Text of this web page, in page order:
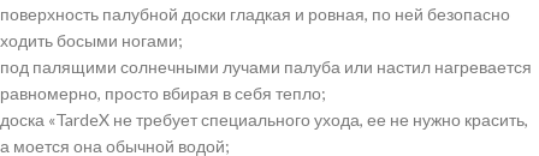
поверхность палубной доски гладкая и ровная, по ней безопасно
ходить босыми ногами;
под палящими солнечными лучами палуба или настил нагревается
равномерно, просто вбирая в себя тепло;
доска «TardeX не требует специального ухода, ее не нужно красить,
а моется она обычной водой;